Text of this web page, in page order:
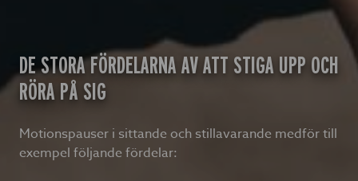
DE STORA FÖRDELARNA AV ATT STIGA UPP OCH
RÖRA PÅ SIG
Motionspauser i sittande och stillavarande medför till
exempel följande fördelar: